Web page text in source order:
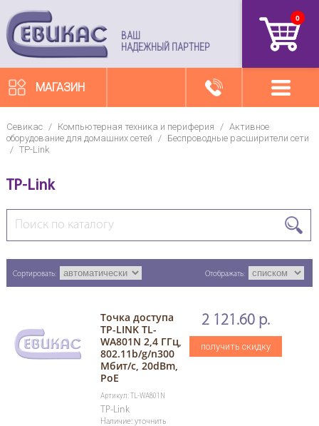
ВАШ
НАДЕЖНЫЙ ПАРТНЕР
0
МАГАЗИН
Севикас / Компьютерная техника и периферия / Активное
оборудование для домашних сетей /
Беспроводные расширители сети
/ TP-Link
TP-Link
Сортировать: Отображать:
Точка доступа
TP-LINK TL-
WA801N 2,4 ГГц,
802.11b/g/n300
Мбит/с, 20dBm,
PoE
Артикул: TL-WA801N
TP-Link
Наличие: уточнить
2 121.60 р.
получить скидку